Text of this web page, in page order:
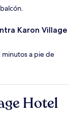
Karon Village
minutos a pie de
Hotel